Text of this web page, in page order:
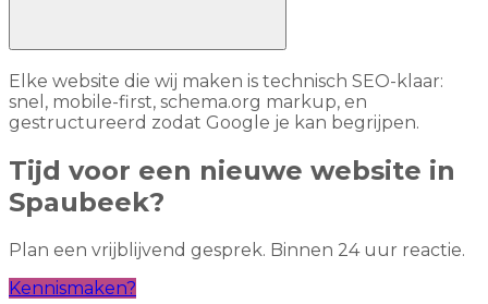
Elke website die wij maken is technisch SEO-klaar:
snel, mobile-first, schema.org markup, en
gestructureerd zodat Google je kan begrijpen.
Tijd voor een nieuwe website in
Spaubeek?
Plan een vrijblijvend gesprek. Binnen 24 uur reactie.
Kennismaken?